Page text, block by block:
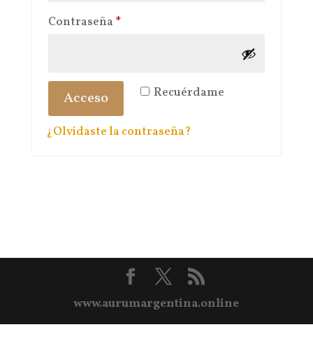
Contraseña *Obligatorio
Recuérdame
Acceso
¿Olvidaste la contraseña?
www.aurumargentina.online